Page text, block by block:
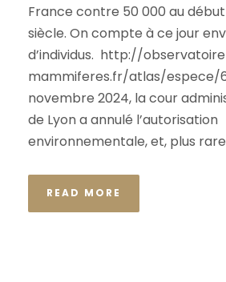
France contre 50 000 au début
siècle. On compte à ce jour
d’individus. http://
mammiferes.fr/atlas/espece/
novembre 2024, la cour
de Lyon a annulé l’autorisation
environnementale, et, plus
READ MORE